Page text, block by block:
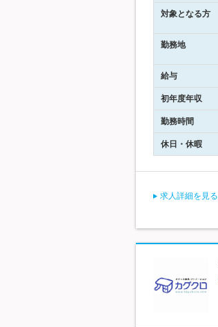
対象となる方
勤務地
給与
初年度年収
勤務時間
休日・休暇
求人詳細を見る